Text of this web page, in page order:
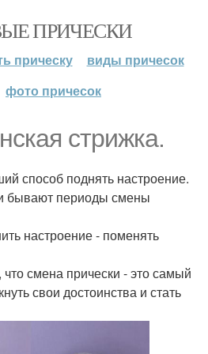
ПРИЧЕСКИ
прическу
виды причесок
фото причесок
стрижка.
способ поднять настроение.
бывают периоды смены
настроение - поменять
смена прически - это самый
свои достоинства и стать